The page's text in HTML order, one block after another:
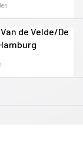
de Velde/De